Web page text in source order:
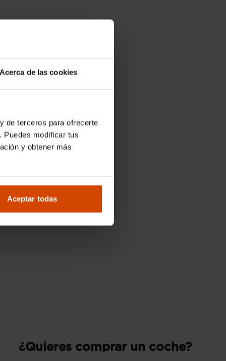
Acerca de las cookies
de terceros para ofrecerte
Puedes modificar tus
y obtener más
Aceptar todas
¿Quieres comprar un coche?